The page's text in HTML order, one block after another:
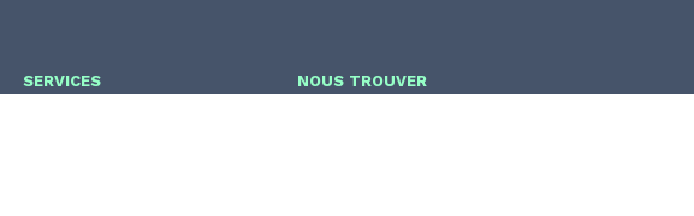
SERVICES
NOUS TROUVER